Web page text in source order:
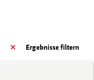
Ergebnisse filtern